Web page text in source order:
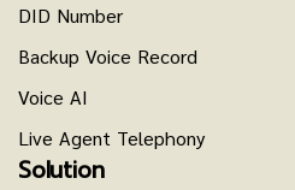
DID Number
Backup Voice Record
Voice AI
Live Agent Telephony
Solution